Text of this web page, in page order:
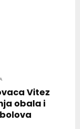
Vitez
obala i